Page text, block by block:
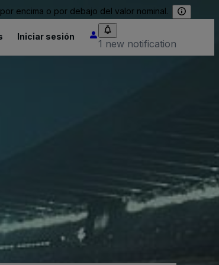
encima o por debajo del valor nominal.
Iniciar sesión
1 new notification